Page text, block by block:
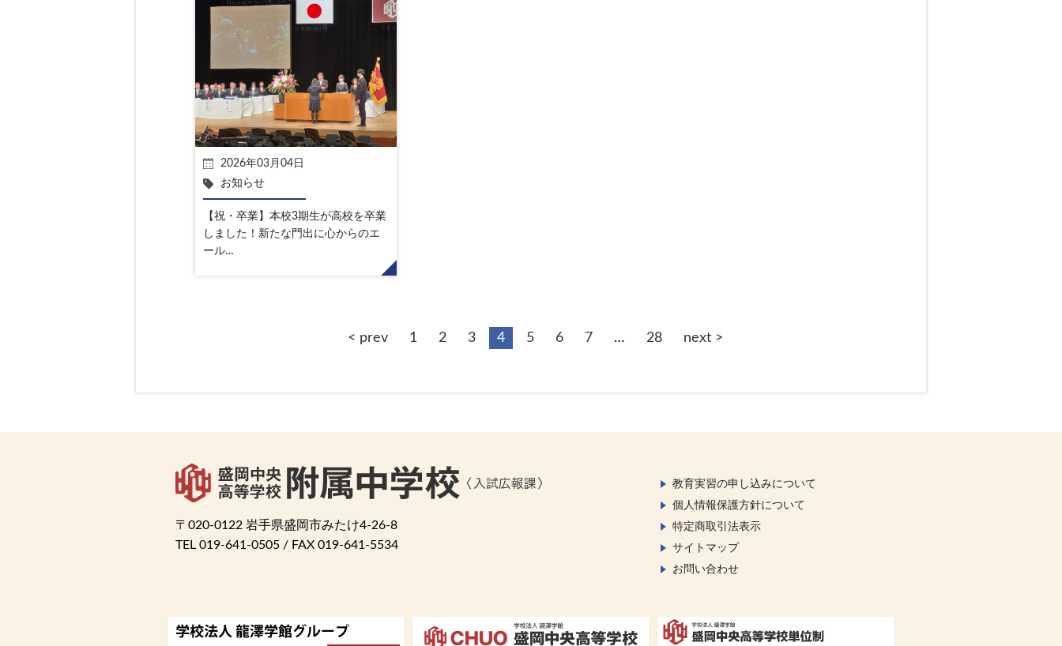
2026年03月04日
お知らせ
【祝・卒業】本校3期生が高校を卒業
しました！新たな門出に心からのエ
ール…
< prev 1 2 3 4 5 6 7 … 28 next >
〒020-0122 岩手県盛岡市みたけ4-26-8
TEL 019-641-0505 / FAX 019-641-5534
教育実習の申し込みについて
個人情報保護方針について
特定商取引法表示
サイトマップ
お問い合わせ